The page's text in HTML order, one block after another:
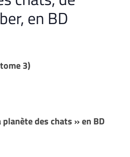
en BD
3)
des chats » en BD